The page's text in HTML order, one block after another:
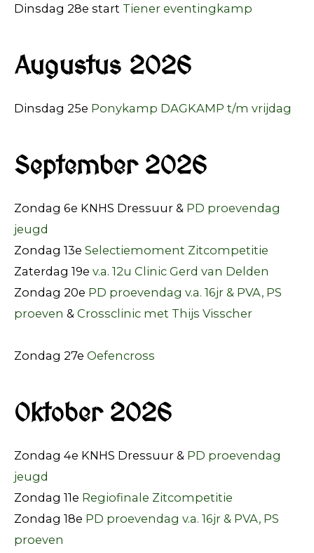
Dinsdag 28e start Tiener eventingkamp
Augustus 2026
Dinsdag 25e Ponykamp DAGKAMP t/m vrijdag
September 2026
Zondag 6e KNHS Dressuur & PD proevendag
jeugd
Zondag 13e Selectiemoment Zitcompetitie
Zaterdag 19e v.a. 12u Clinic Gerd van Delden
Zondag 20e PD proevendag v.a. 16jr & PVA, PS
proeven & Crossclinic met Thijs Visscher
Zondag 27e Oefencross
Oktober 2026
Zondag 4e KNHS Dressuur & PD proevendag
jeugd
Zondag 11e Regiofinale Zitcompetitie
Zondag 18e PD proevendag v.a. 16jr & PVA, PS
proeven